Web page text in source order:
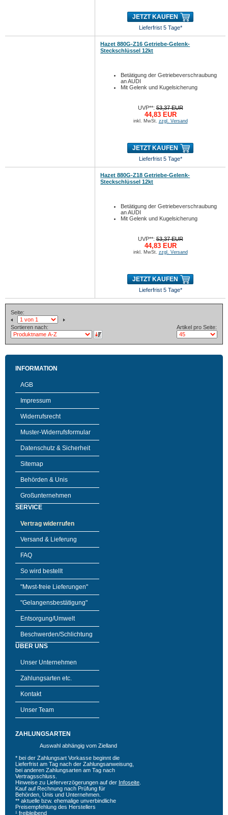
JETZT KAUFEN
Lieferfrist 5 Tage*
Hazet 880G-Z16 Getriebe-Gelenk-
Steckschlüssel 12kt
Betätigung der Getriebeverschraubung
an AUDI
Mit Gelenk und Kugelsicherung
UVP**:53,37 EUR
44,83 EUR
inkl. MwSt. zzgl. Versand
JETZT KAUFEN
Lieferfrist 5 Tage*
Hazet 880G-Z18 Getriebe-Gelenk-
Steckschlüssel 12kt
Betätigung der Getriebeverschraubung
an AUDI
Mit Gelenk und Kugelsicherung
UVP**:53,37 EUR
44,83 EUR
inkl. MwSt. zzgl. Versand
JETZT KAUFEN
Lieferfrist 5 Tage*
Seite:
Sortieren nach: Artikel pro Seite:
INFORMATION
AGB
Impressum
Widerrufsrecht
Muster-Widerrufsformular
Datenschutz & Sicherheit
Sitemap
Behörden & Unis
Großunternehmen
SERVICE
Vertrag widerrufen
Versand & Lieferung
FAQ
So wird bestellt
"Mwst-freie Lieferungen"
"Gelangensbestätigung"
Entsorgung/Umwelt
Beschwerden/Schlichtung
ÜBER UNS
Unser Unternehmen
Zahlungsarten etc.
Kontakt
Unser Team
ZAHLUNGSARTEN
Auswahl abhängig vom Zielland
* bei der Zahlungsart Vorkasse beginnt die
Lieferfrist am Tag nach der Zahlungsanweisung,
bei anderen Zahlungsarten am Tag nach
Vertragsschluss.
Hinweise zu Lieferverzögerungen auf der Infoseite
Kauf auf Rechnung nach Prüfung für
Behörden, Unis und Unternehmen.
** aktuelle bzw. ehemalige unverbindliche
Preisempfehlung des Herstellers
¹ freibleibend